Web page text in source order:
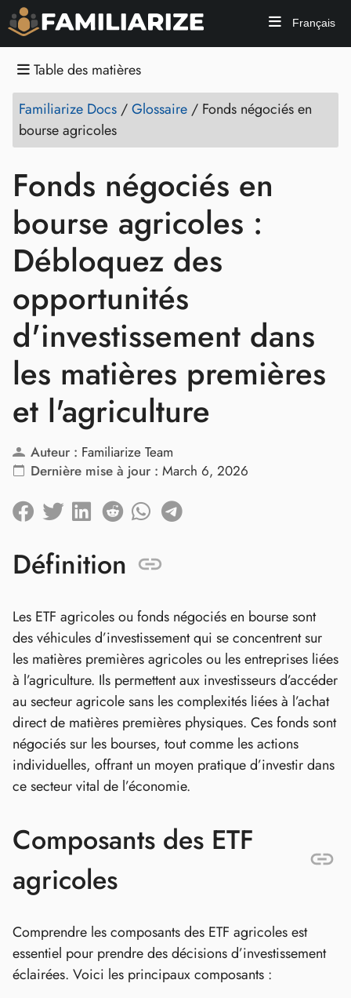
Français
Table des matières
Familiarize Docs /Glossaire / Fonds négociés en
bourse agricoles
Fonds négociés en
bourse agricoles :
Débloquez des
opportunités
d'investissement dans
les matières premières
et l'agriculture
Auteur : Familiarize Team
Dernière mise à jour : March 6, 2026
Définition
Les ETF agricoles ou fonds négociés en bourse sont
des véhicules d’investissement qui se concentrent sur
les matières premières agricoles ou les entreprises liées
à l’agriculture. Ils permettent aux investisseurs d’accéder
au secteur agricole sans les complexités liées à l’achat
direct de matières premières physiques. Ces fonds sont
négociés sur les bourses, tout comme les actions
individuelles, offrant un moyen pratique d’investir dans
ce secteur vital de l’économie.
Composants des ETF
agricoles
Comprendre les composants des ETF agricoles est
essentiel pour prendre des décisions d’investissement
éclairées. Voici les principaux composants :